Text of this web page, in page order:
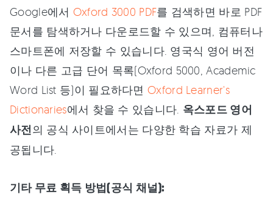
Google에서 Oxford 3000 PDF를 검색하면 바로 PDF
문서를 탐색하거나 다운로드할 수 있으며, 컴퓨터나
스마트폰에 저장할 수 있습니다. 영국식 영어 버전
이나 다른 고급 단어 목록(Oxford 5000, Academic
Word List 등)이 필요하다면Oxford Learner's
Dictionaries에서 찾을 수 있습니다. 옥스포드 영어
사전의 공식 사이트에서는 다양한 학습 자료가 제
공됩니다.
기타 무료 획득 방법(공식 채널):